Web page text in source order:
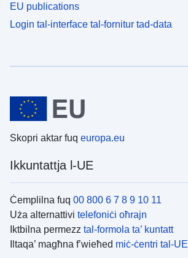
EU publications
Login tal-interface tal-fornitur tad-data
Skopri aktar fuq europa.eu
Ikkuntattja l-UE
Ċemplilna fuq 00 800 6 7 8 9 10 11
Uża alternattivi telefoniċi oħrajn
Iktbilna permezz tal-formola ta’ kuntatt
Iltaqa’ magħna f’wieħed miċ-ċentri tal-UE